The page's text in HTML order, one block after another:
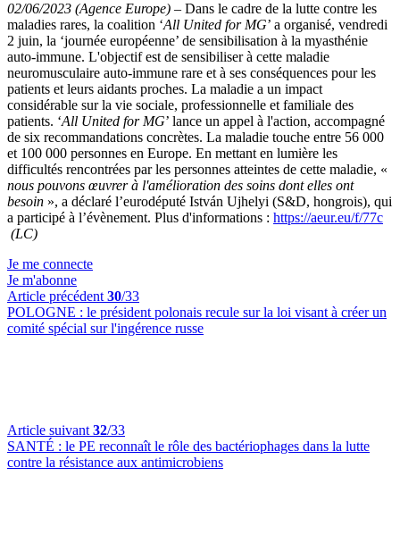
02/06/2023 (Agence Europe) – Dans le cadre de la lutte contre les
maladies rares, la coalition ‘All United for MG’ a organisé, vendredi
2 juin, la ‘journée européenne’ de sensibilisation à la myasthénie
auto-immune. L'objectif est de sensibiliser à cette maladie
neuromusculaire auto-immune rare et à ses conséquences pour les
patients et leurs aidants proches. La maladie a un impact
considérable sur la vie sociale, professionnelle et familiale des
patients. ‘All United for MG’ lance un appel à l'action, accompagné
de six recommandations concrètes. La maladie touche entre 56 000
et 100 000 personnes en Europe. En mettant en lumière les
difficultés rencontrées par les personnes atteintes de cette maladie, «
nous pouvons œuvrer à l'amélioration des soins dont elles ont
besoin », a déclaré l’eurodéputé István Ujhelyi (S&D, hongrois), qui
a participé à l’évènement. Plus d'informations : https://aeur.eu/f/77c
(LC)
Je me connecte
Je m'abonne
Article précédent 30/33
POLOGNE : le président polonais recule sur la loi visant à créer un
comité spécial sur l'ingérence russe
Article suivant 32/33
SANTÉ : le PE reconnaît le rôle des bactériophages dans la lutte
contre la résistance aux antimicrobiens